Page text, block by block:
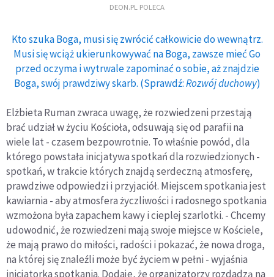
DEON.PL POLECA
Kto szuka Boga, musi się zwrócić całkowicie do wewnątrz.
Musi się wciąż ukierunkowywać na Boga, zawsze mieć Go
przed oczyma i wytrwale zapominać o sobie, aż znajdzie
Boga, swój prawdziwy skarb. (Sprawdź:Rozwój duchowy)
Elżbieta Ruman zwraca uwagę, że rozwiedzeni przestają
brać udział w życiu Kościoła, odsuwają się od parafii na
wiele lat - czasem bezpowrotnie. To właśnie powód, dla
którego powstała inicjatywa spotkań dla rozwiedzionych -
spotkań, w trakcie których znajdą serdeczną atmosferę,
prawdziwe odpowiedzi i przyjaciół. Miejscem spotkania jest
kawiarnia - aby atmosfera życzliwości i radosnego spotkania
wzmożona była zapachem kawy i cieplej szarlotki. - Chcemy
udowodnić, że rozwiedzeni mają swoje miejsce w Kościele,
że mają prawo do miłości, radości i pokazać, że nowa droga,
na której się znaleźli może być życiem w pełni - wyjaśnia
inicjatorka spotkania. Dodaje, że organizatorzy rozdadzą na